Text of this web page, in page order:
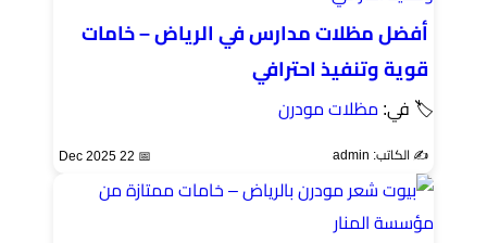
أفضل مظلات مدارس في الرياض – خامات
قوية وتنفيذ احترافي
🏷 في: مظلات مودرن
✍️ الكاتب: admin 📅 22 Dec 2025